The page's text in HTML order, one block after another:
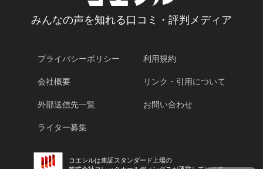
みんなの声を知れる口コミ・評判メディア
プライバシーポリシー 利用規約
会社概要 リンク・引用について
外部送信先一覧 お問い合わせ
ライター募集
コエシルは東証スタンダード上場の